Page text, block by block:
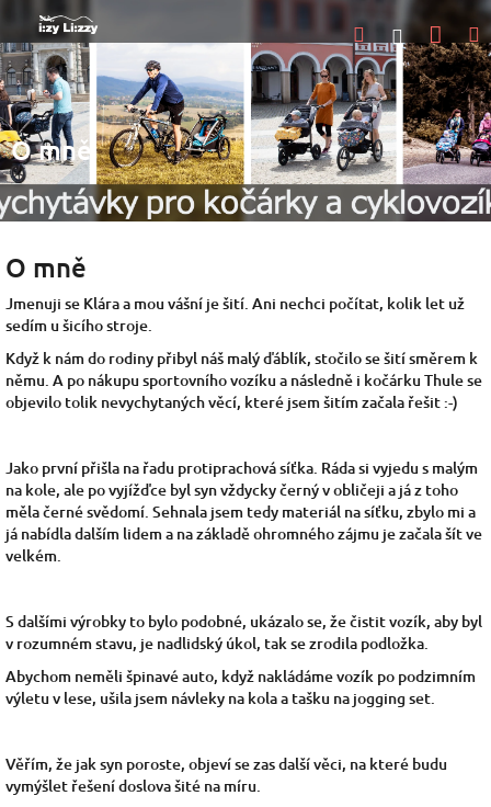
obsah
HledatPřihlášení
O mně
O mně
Jmenuji se Klára a mou vášní je šití. Ani nechci počítat, kolik let už
sedím u šicího stroje.
Když k nám do rodiny přibyl náš malý ďáblík, stočilo se šití směrem k
němu. A po nákupu sportovního vozíku a následně i kočárku Thule se
objevilo tolik nevychytaných věcí, které jsem šitím začala řešit :-)
Jako první přišla na řadu protiprachová síťka. Ráda si vyjedu s malým
na kole, ale po vyjížďce byl syn vždycky černý v obličeji a já z toho
měla černé svědomí. Sehnala jsem tedy materiál na síťku, zbylo mi a
já nabídla dalším lidem a na základě ohromného zájmu je začala šít ve
velkém.
S dalšími výrobky to bylo podobné, ukázalo se, že čistit vozík, aby byl
v rozumném stavu, je nadlidský úkol, tak se zrodila podložka.
Abychom neměli špinavé auto, když nakládáme vozík po podzimním
výletu v lese, ušila jsem návleky na kola a tašku na jogging set.
Věřím, že jak syn poroste, objeví se zas další věci, na které budu
vymýšlet řešení doslova šité na míru.